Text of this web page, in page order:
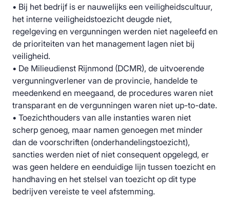
• Bij het bedrijf is er nauwelijks een veiligheidscultuur,
het interne veiligheidstoezicht deugde niet,
regelgeving en vergunningen werden niet nageleefd en
de prioriteiten van het management lagen niet bij
veiligheid.
• De Milieudienst Rijnmond (DCMR), de uitvoerende
vergunningverlener van de provincie, handelde te
meedenkend en meegaand, de procedures waren niet
transparant en de vergunningen waren niet up-to-date.
• Toezichthouders van alle instanties waren niet
scherp genoeg, maar namen genoegen met minder
dan de voorschriften (onderhandelingstoezicht),
sancties werden niet of niet consequent opgelegd, er
was geen heldere en eenduidige lijn tussen toezicht en
handhaving en het stelsel van toezicht op dit type
bedrijven vereiste te veel afstemming.